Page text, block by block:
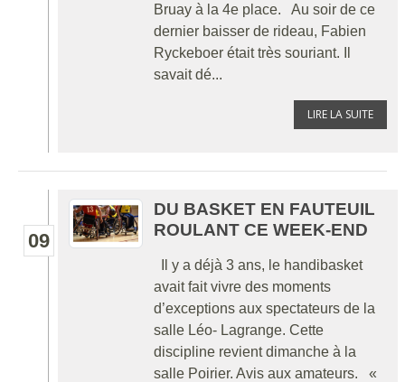
Bruay à la 4e place. Au soir de ce
dernier baisser de rideau, Fabien
Ryckeboer était très souriant. Il
savait dé...
LIRE LA SUITE
09
DU BASKET EN FAUTEUIL
ROULANT CE WEEK-END
Il y a déjà 3 ans, le handibasket
avait fait vivre des moments
d’exceptions aux spectateurs de la
salle Léo- Lagrange. Cette
discipline revient dimanche à la
salle Poirier. Avis aux amateurs. «